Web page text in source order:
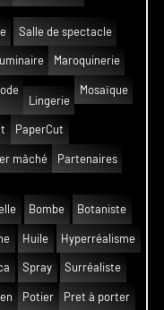
Salle de spectacle
Maroquinerie
Lingerie
Mosaïque
PaperCut
mâché Partenaires
Bombe Botaniste
Huile Hyperréalisme
Spray Surréaliste
Potier Pret à porter